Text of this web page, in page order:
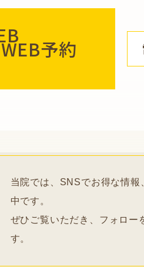
WEB予約
当院では、SNSでお得な情報
中です。
ぜひご覧いただき、フォロー
す。